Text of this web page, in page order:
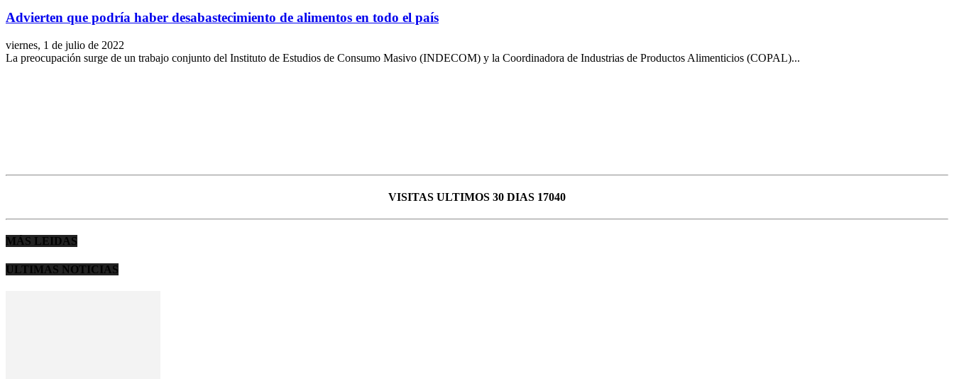
Advierten que podría haber desabastecimiento de alimentos en todo el país
viernes, 1 de julio de 2022
La preocupación surge de un trabajo conjunto del Instituto de Estudios de Consumo Masivo (INDECOM) y la Coordinadora de Industrias de Productos Alimenticios (COPAL)...
VISITAS ULTIMOS 30 DIAS 17040
MÁS LEIDAS
ULTIMAS NOTICIAS